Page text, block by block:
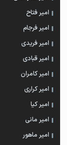
امیر فتاح
امیر فرجام
امیر فریدی
امیر قبادی
امیر کامران
امیر کراری
امیر کیا
امیر مانی
امیر ماهور